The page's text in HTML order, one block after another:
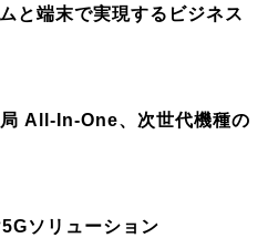
と端末で実現するビジネス
局 All-In-One、次世代機種の
ソリューション